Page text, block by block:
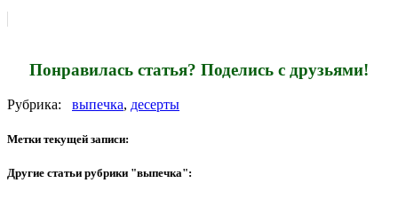
Понравилась статья? Поделись с друзьями!
Рубрика: выпечка, десерты
Метки текущей записи:
Другие статьи рубрики "выпечка":